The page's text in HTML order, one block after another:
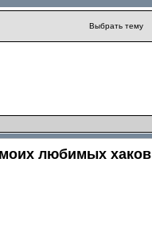
Выбрать тему
любимых хаков